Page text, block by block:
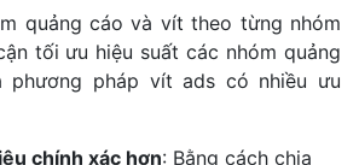
quảng cáo và vít theo từng nhóm
tối ưu hiệu suất các nhóm quảng
phương pháp vít ads có nhiều ưu
chính xác hơn: Bằng cách chia